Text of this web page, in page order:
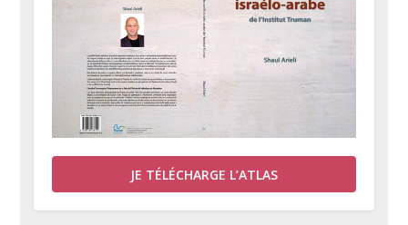
JE TÉLÉCHARGE L’ATLAS